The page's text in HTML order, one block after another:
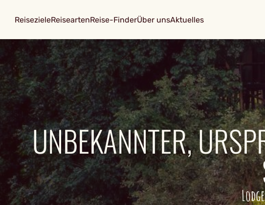
ReisezieleReiseartenReise-FinderÜber unsAktuelles
UNBEKANNTER,